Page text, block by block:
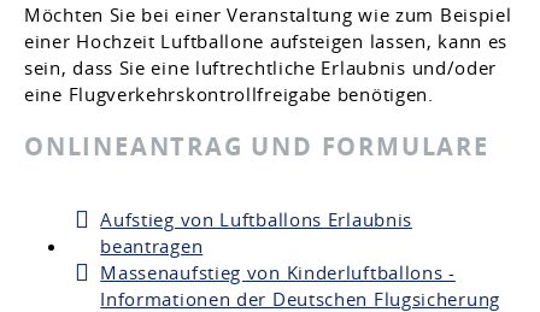
Möchten Sie bei einer Veranstaltung wie zum Beispiel
einer Hochzeit Luftballone aufsteigen lassen, kann es
sein, dass Sie eine luftrechtliche Erlaubnis und/oder
eine Flugverkehrskontrollfreigabe benötigen.
ONLINEANTRAG UND FORMULARE
Aufstieg von Luftballons Erlaubnis
beantragen
Massenaufstieg von Kinderluftballons -
Informationen der Deutschen Flugsicherung